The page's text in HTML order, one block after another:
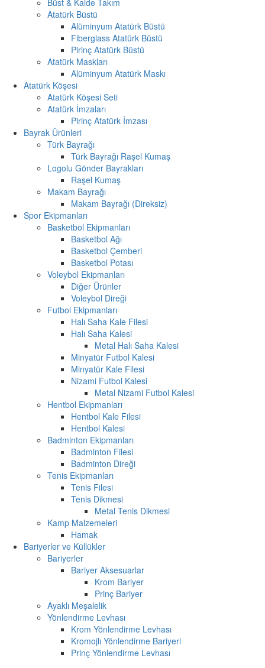
Atatürk Büstü
Alüminyum Atatürk Büstü
Fiberglass Atatürk Büstü
Pirinç Atatürk Büstü
Atatürk Maskları
Alüminyum Atatürk Maskı
Atatürk Köşesi
Atatürk Köşesi Seti
Atatürk İmzaları
Pirinç Atatürk İmzası
Bayrak Ürünleri
Türk Bayrağı
Türk Bayrağı Raşel Kumaş
Logolu Gönder Bayrakları
Raşel Kumaş
Makam Bayrağı
Makam Bayrağı (Direksiz)
Spor Ekipmanları
Basketbol Ekipmanları
Basketbol Ağı
Basketbol Çemberi
Basketbol Potası
Voleybol Ekipmanları
Diğer Ürünler
Voleybol Direği
Futbol Ekipmanları
Halı Saha Kale Filesi
Halı Saha Kalesi
Metal Halı Saha Kalesi
Minyatür Futbol Kalesi
Minyatür Kale Filesi
Nizami Futbol Kalesi
Metal Nizami Futbol Kalesi
Hentbol Ekipmanları
Hentbol Kale Filesi
Hentbol Kalesi
Badminton Ekipmanları
Badminton Filesi
Badminton Direği
Tenis Ekipmanları
Tenis Filesi
Tenis Dikmesi
Metal Tenis Dikmesi
Kamp Malzemeleri
Hamak
Bariyerler ve Küllükler
Bariyerler
Bariyer Aksesuarlar
Krom Bariyer
Prinç Bariyer
Ayaklı Meşalelik
Yönlendirme Levhası
Krom Yönlendirme Levhası
Kromojlı Yönlendirme Bariyeri
Prinç Yönlendirme Levhası